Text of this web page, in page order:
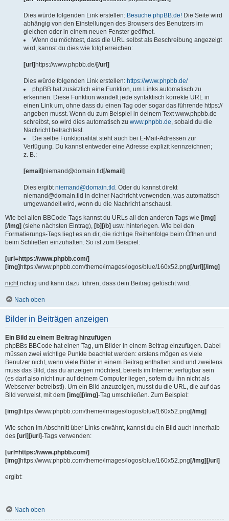
Dies würde folgenden Link erstellen: Besuche phpBB.de! Die Seite wird
abhängig von den Einstellungen des Browsers des Benutzers im
gleichen oder in einem neuen Fenster geöffnet.
Wenn du möchtest, dass die URL selbst als Beschreibung angezeigt
wird, kannst du dies wie folgt erreichen:
[url] https://www.phpbb.de/[/url]
Dies würde folgenden Link erstellen: https://www.phpbb.de/
phpBB hat zusätzlich eine Funktion, um Links automatisch zu
erkennen. Diese Funktion wandelt jede syntaktisch korrekte URL in
einen Link um, ohne dass du einen Tag oder sogar das führende https://
angeben musst. Wenn du zum Beispiel in deinem Text www.phpbb.de
schreibst, so wird dies automatisch zu www.phpbb.de, sobald du die
Nachricht betrachtest.
Die selbe Funktionalität steht auch bei E-Mail-Adressen zur
Verfügung. Du kannst entweder eine Adresse explizit kennzeichnen;
z. B.:
[email]niemand@domain.tld [/email]
Dies ergibtniemand@domain.tld . Oder du kannst direkt
niemand@domain.tld in deiner Nachricht verwenden, was automatisch
umgewandelt wird, wenn du die Nachricht anschaust.
Wie bei allen BBCode-Tags kannst du URLs all den anderen Tags wie [img]
[/img] (siehe nächsten Eintrag), [b][/b] usw. hinterlegen. Wie bei den
Formatierungs-Tags liegt es an dir, die richtige Reihenfolge beim Öffnen und
beim Schließen einzuhalten. So ist zum Beispiel:
[url=https://www.phpbb.com/]
[img] https://www.phpbb.com/theme/images/logos/blue/160x52.png [/url][/img]
nichtrichtig und kann dazu führen, dass dein Beitrag gelöscht wird.
Nach oben
Bilder in Beiträgen anzeigen
Ein Bild zu einem Beitrag hinzufügen
phpBBs BBCode hat einen Tag, um Bilder in einem Beitrag einzufügen. Dabei
müssen zwei wichtige Punkte beachtet werden: erstens mögen es viele
Benutzer nicht, wenn viele Bilder in einem Beitrag enthalten sind und zweitens
muss das Bild, das du anzeigen möchtest, bereits im Internet verfügbar sein
(es darf also nicht nur auf deinem Computer liegen, sofern du ihn nicht als
Webserver betreibst!). Um ein Bild anzuzeigen, musst du die URL, die auf das
Bild verweist, mit dem [img][/img]-Tag umschließen. Zum Beispiel:
[img] https://www.phpbb.com/theme/images/logos/blue/160x52.png [/img]
Wie schon im Abschnitt über Links erwähnt, kannst du ein Bild auch innerhalb
des [url][/url]-Tags verwenden:
[url=https://www.phpbb.com/]
[img] https://www.phpbb.com/theme/images/logos/blue/160x52.png [/img][/url]
ergibt:
Nach oben